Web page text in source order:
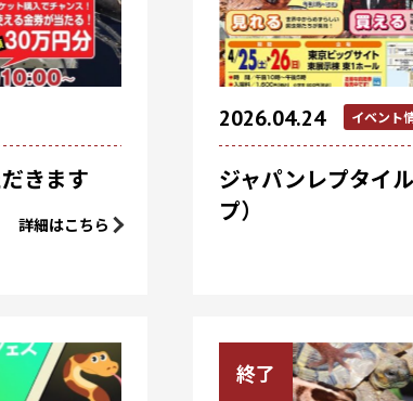
きます
詳細はこちら
2026.04.24 イベント
ジャパンレプタイ
プ）
終了